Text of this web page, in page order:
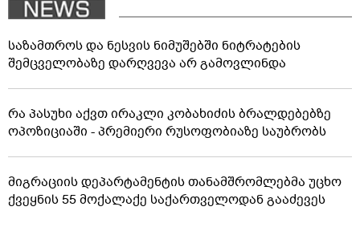
საზამთროს და ნესვის ნიმუშებში ნიტრატების
შემცველობაზე დარღვევა არ გამოვლინდა
რა პასუხი აქვთ ირაკლი კობახიძის ბრალდებებზე
ოპოზიციაში - პრემიერი რუსოფობიაზე საუბრობს
მიგრაციის დეპარტამენტის თანამშრომლებმა უცხო
ქვეყნის 55 მოქალაქე საქართველოდან გააძევეს